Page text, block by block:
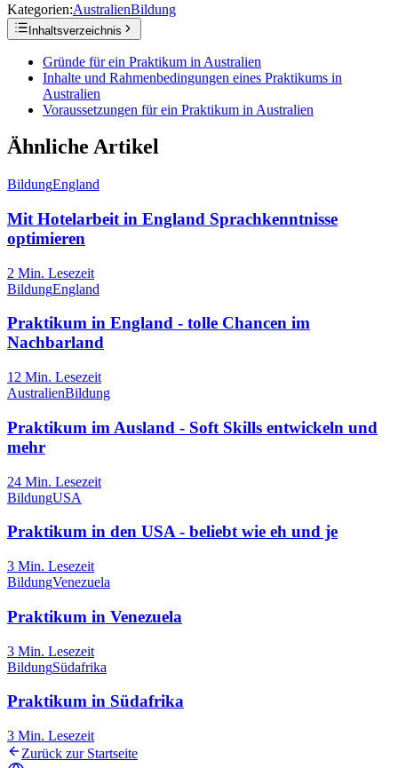
Kategorien:AustralienBildung
Inhaltsverzeichnis
Gründe für ein Praktikum in Australien
Inhalte und Rahmenbedingungen eines Praktikums in
Australien
Voraussetzungen für ein Praktikum in Australien
Ähnliche Artikel
BildungEngland
Mit Hotelarbeit in England Sprachkenntnisse
optimieren
2 Min. Lesezeit
BildungEngland
Praktikum in England - tolle Chancen im
Nachbarland
12 Min. Lesezeit
AustralienBildung
Praktikum im Ausland - Soft Skills entwickeln und
mehr
24 Min. Lesezeit
BildungUSA
Praktikum in den USA - beliebt wie eh und je
3 Min. Lesezeit
BildungVenezuela
Praktikum in Venezuela
3 Min. Lesezeit
BildungSüdafrika
Praktikum in Südafrika
3 Min. Lesezeit
Zurück zur Startseite